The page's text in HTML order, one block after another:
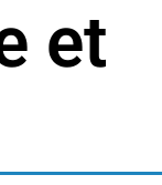
et